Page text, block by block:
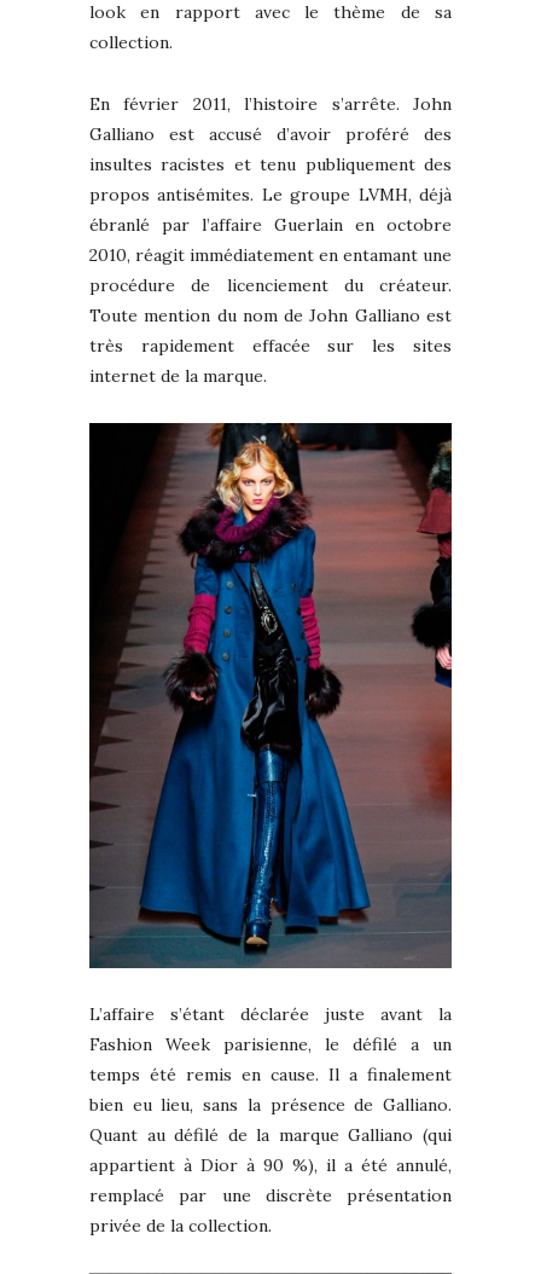
look en rapport avec le thème de sa
collection.
En février 2011, l’histoire s’arrête. John
Galliano est accusé d’avoir proféré des
insultes racistes et tenu publiquement des
propos antisémites. Le groupe LVMH, déjà
ébranlé par l’affaire Guerlain en octobre
2010, réagit immédiatement en entamant une
procédure de licenciement du créateur.
Toute mention du nom de John Galliano est
très rapidement effacée sur les sites
internet de la marque.
L’affaire s’étant déclarée juste avant la
Fashion Week parisienne, le défilé a un
temps été remis en cause. Il a finalement
bien eu lieu, sans la présence de Galliano.
Quant au défilé de la marque Galliano (qui
appartient à Dior à 90 %), il a été annulé,
remplacé par une discrète présentation
privée de la collection.